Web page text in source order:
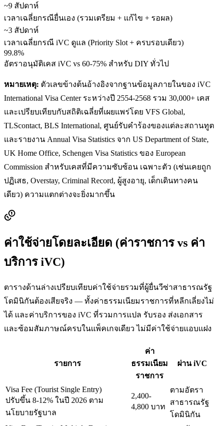
~9 สัปดาห์
เวลาเฉลี่ยกรณียื่นเอง (รวมเตรียม + แก้ไข + รอผล)
~3 สัปดาห์
เวลาเฉลี่ยกรณี iVC ดูแล (Priority Slot + ครบรอบเดียว)
99.8%
อัตราอนุมัติเคส iVC vs 60-75% สำหรับ DIY ทั่วไป
หมายเหตุ: ตัวเลขข้างต้นอ้างอิงจากฐานข้อมูลภายในของ iVC
International Visa Center ระหว่างปี 2554-2568 รวม 30,000+ เคส
และเปรียบเทียบกับสถิติเฉลี่ยที่เผยแพร่โดย VFS Global,
TLScontact, BLS International, ศูนย์รับคำร้องของแต่ละสถานทูต
และรายงาน Annual Visa Statistics จาก US Department of State,
UK Home Office, Schengen Visa Statistics ของ European
Commission สำหรับเคสที่มีความซับซ้อน เฉพาะตัว (เช่นเคยถูก
ปฏิเสธ, Overstay, Criminal Record, ผู้สูงอายุ, เด็กเดินทางคน
เดียว) ความแตกต่างจะยิ่งมากขึ้น
ค่าใช้จ่ายโดยละเอียด (ค่าราชการ vs ค่า
บริการ iVC)
ตารางด้านล่างเปรียบเทียบค่าใช้จ่ายรวมที่ผู้ยื่นวีซ่าสาธารณรัฐ
โดมินิกันต้องเสียจริง — ทั้งค่าธรรมเนียมราชการที่หลีกเลี่ยงไม่
ได้ และค่าบริการของ iVC ที่รวมการแปล รับรอง ส่งเอกสาร
และซ้อมสัมภาษณ์ครบในแพ็คเกจเดียว ไม่มีค่าใช้จ่ายแอบแฝง
รายการ
ค่า
ธรรมเนียม
ราชการ
ผ่าน iVC
Visa Fee (Tourist Single Entry)
ปรับขึ้น 8-12% ในปี 2026 ตาม
นโยบายรัฐบาล
2,400-
4,800 บาท
ตามอัตรา
สาธารณรัฐ
โดมินิกัน